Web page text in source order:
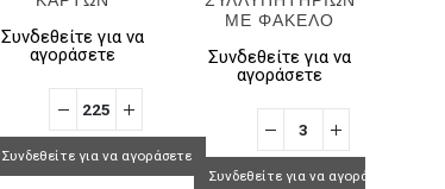
Συνδεθείτε για να
αγοράσετε
Συνδεθείτε για να αγοράσετε
ΜΕ ΦΑΚΕΛΟ
Συνδεθείτε για να
αγοράσετε
Συνδεθείτε για να αγοράσετε